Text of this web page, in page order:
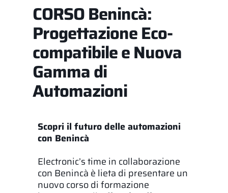
CORSO Benincà:
Progettazione Eco-
compatibile e Nuova
Gamma di
Automazioni
Scopri il futuro delle automazioni
con Benincà
Electronic’s time in collaborazione
con Benincà è lieta di presentare un
nuovo corso di formazione